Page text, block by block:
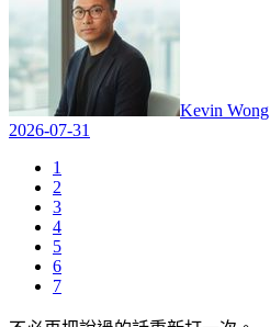
Kevin Wong
2026-07-31
1
2
3
4
5
6
7